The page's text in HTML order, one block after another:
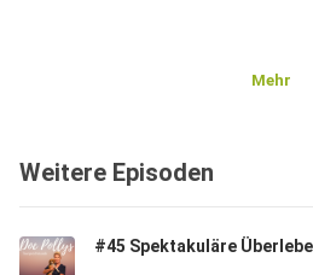
Mehr
Weitere Episoden